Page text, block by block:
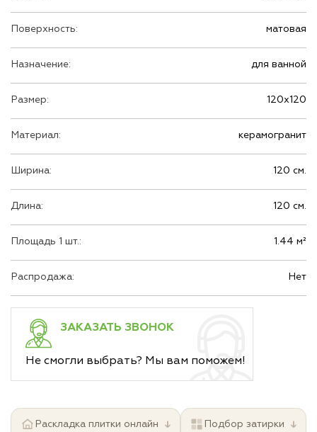
Поверхность: матовая
Назначение: для ванной
Размер: 120х120
Материал: керамогранит
Ширина: 120 см.
Длина: 120 см.
Площадь 1 шт.: 1.44 м²
Распродажа: Нет
ЗАКАЗАТЬ ЗВОНОК
Не смогли выбрать? Мы вам поможем!
Раскладка плитки онлайн ↓ Подбор затирки ↓